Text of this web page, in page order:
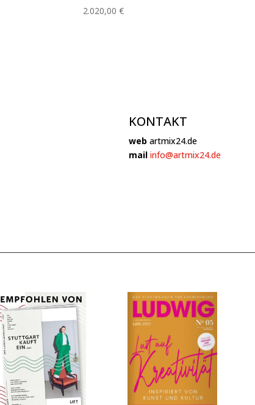
2.020,00 €
KONTAKT
web artmix24.de
mail info@artmix24.de